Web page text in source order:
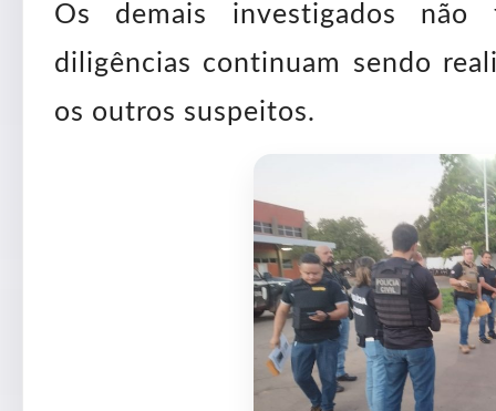
Os demais investigados não
diligências continuam sendo
os outros suspeitos.